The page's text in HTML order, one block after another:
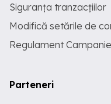
Siguranța tranzacțiilor
Modifică setările de
Regulament Campanie
Parteneri